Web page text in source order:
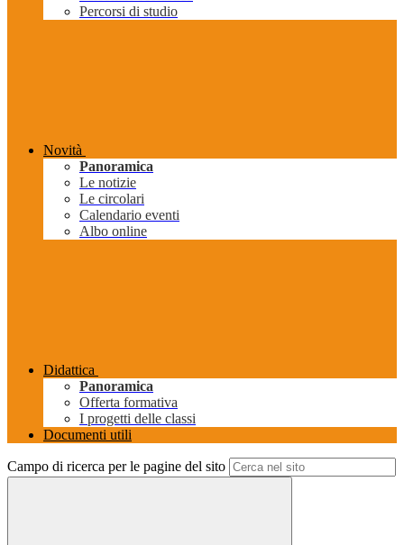
Percorsi di studio
Novità
Panoramica
Le notizie
Le circolari
Calendario eventi
Albo online
Didattica
Panoramica
Offerta formativa
I progetti delle classi
Documenti utili
Campo di ricerca per le pagine del sito